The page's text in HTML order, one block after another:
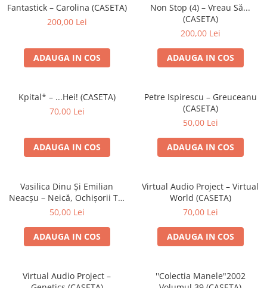
Viniluri Românești
Colecția Electrecord
Fantastick – Carolina (CASETA)
200,00 Lei
ADAUGA IN COS
Non Stop (4) – Vreau Să...
(CASETA)
200,00 Lei
ADAUGA IN COS
Kpital* – ...Hei! (CASETA)
70,00 Lei
ADAUGA IN COS
Petre Ispirescu – Greuceanu
(CASETA)
50,00 Lei
ADAUGA IN COS
Vasilica Dinu Și Emilian
Neacșu – Neică, Ochișorii Tăi
(CASETA)
50,00 Lei
ADAUGA IN COS
Virtual Audio Project – Virtual
World (CASETA)
70,00 Lei
ADAUGA IN COS
Virtual Audio Project –
''Colectia Manele"2002